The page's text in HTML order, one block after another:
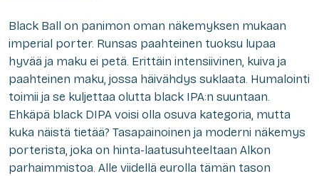
Black Ball on panimon oman näkemyksen mukaan
imperial porter. Runsas paahteinen tuoksu lupaa
hyvää ja maku ei petä. Erittäin intensiivinen, kuiva ja
paahteinen maku, jossa häivähdys suklaata. Humalointi
toimii ja se kuljettaa olutta black IPA:n suuntaan.
Ehkäpä black DIPA voisi olla osuva kategoria, mutta
kuka näistä tietää? Tasapainoinen ja moderni näkemys
porterista, joka on hinta-laatusuhteeltaan Alkon
parhaimmistoa. Alle viidellä eurolla tämän tason